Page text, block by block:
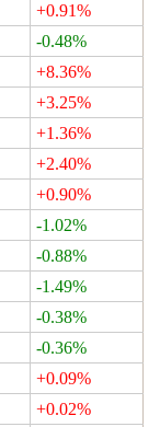
+0.91%
-0.48%
+8.36%
+3.25%
+1.36%
+2.40%
+0.90%
-1.02%
-0.88%
-1.49%
-0.38%
-0.36%
+0.09%
+0.02%